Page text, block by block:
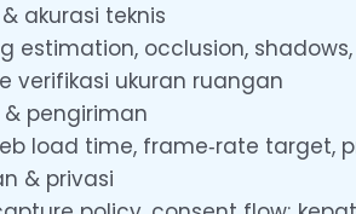
& akurasi teknis
estimation, occlusion,
verifikasi ukuran ruangan
& pengiriman
load time, frame‑rate target,
& privasi